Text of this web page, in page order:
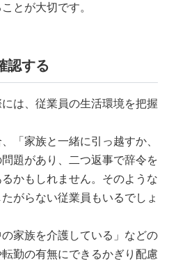
とが大切です。
認する
は、従業員の生活環境を把握
「家族と一緒に引っ越すか、
題があり、二つ返事で辞令を
かもしれません。そのような
がらない従業員もいるでしょ
の家族を介護している」などの
勤の有無にできるかぎり配慮